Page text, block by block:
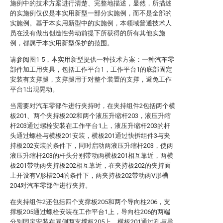
施例中的技术方案进行清楚、完整地描述，显然，所描述
的实施例仅仅是本实用新型一部分实施例，而不是全部的
实施例。基于本实用新型中的实施例，本领域普通技术人
员在没有做出创造性劳动前提下所获得的所有其他实施
例，都属于本实用新型保护的范围。
请参阅图1-5，本实用新型提供一种技术方案：一种汽车零
部件加工用夹具，包括工作平台1，工作平台1的底部固定
安装有支撑腿，支撑腿用于对整个装置的支撑，避免工作
平台1出现晃动。
当需要对汽车零部件进行夹持时，在夹持组件2包括两个横
板201、两个夹持板202和两个液压升缩杆203，液压升缩
杆203通过螺栓安装在工作平台1上，液压升缩杆203的杆
头通过螺栓与横板201安装，横板201通过快拆组件3与夹
持板202安装的条件下，同时启动两液压升缩杆203，使两
液压升缩杆203的杆头分别带动两横板201相互靠近，两横
板201带动两夹持板202相互靠近，在夹持板202的夹持面
上开设有V形槽204的条件下，两夹持板202带动两V形槽
204对汽车零部件进行夹持。
在夹持组件2还包括四个支撑板205和两个导向柱206，支
撑板205通过螺栓安装在工作平台1上，导向柱206的两端